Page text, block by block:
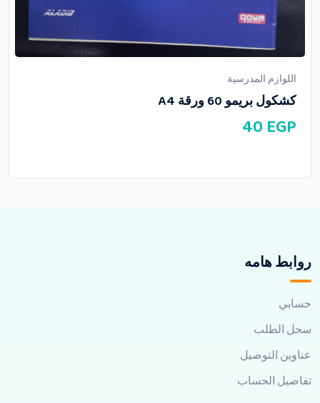
اللوازم المدرسية
كشكول بريمو 60 ورقة A4
40 EGP
روابط هامه
حسابي
سجل الطلب
عناوين التوصيل
تفاصيل الحساب